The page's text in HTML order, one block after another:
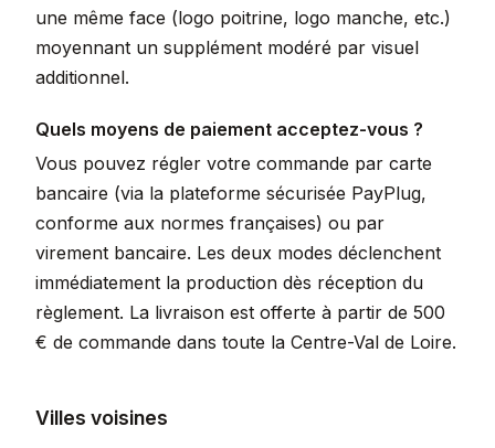
une même face (logo poitrine, logo manche, etc.)
moyennant un supplément modéré par visuel
additionnel.
Quels moyens de paiement acceptez-vous ?
Vous pouvez régler votre commande par carte
bancaire (via la plateforme sécurisée PayPlug,
conforme aux normes françaises) ou par
virement bancaire. Les deux modes déclenchent
immédiatement la production dès réception du
règlement. La livraison est offerte à partir de 500
€ de commande dans toute la Centre-Val de Loire.
Villes voisines